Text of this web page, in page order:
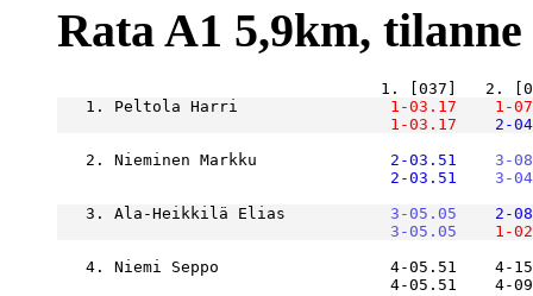
Rata A1 5,9km,
   1. Peltola Harri
    1-03.17
1-
    1-03.17
2-
   2. Nieminen Markku
    2-03.51
3-
    2-03.51
3-
   3. Ala-Heikkilä Elias
    3-05.05
2-
    3-05.05
1-
4. Niemi Seppo                  4-05.51    4-
4-05.51    4-